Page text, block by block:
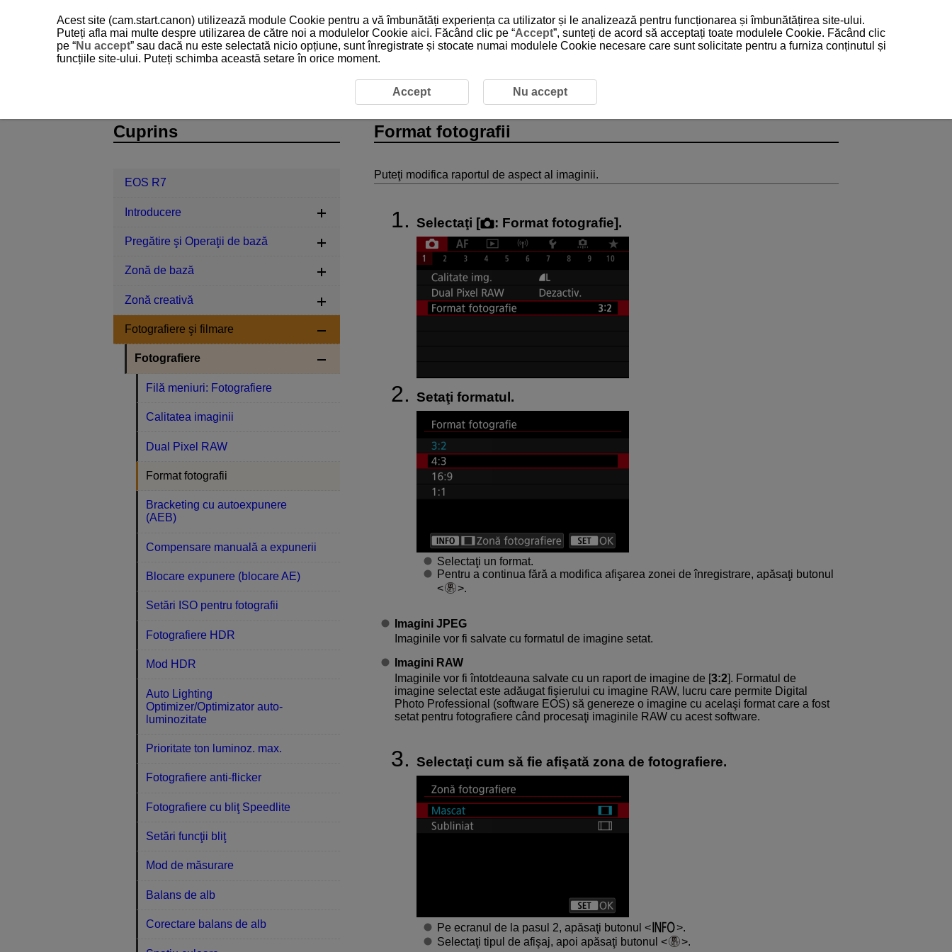
Format fotografii
Puteţi modifica raportul de aspect al imaginii.
Selectaţi [ : Format fotografie].
Setaţi formatul.
Selectaţi un format.
Pentru a continua fără a modifica afişarea zonei de înregistrare, apăsaţi butonul
.
Imagini JPEG
Imaginile vor fi salvate cu formatul de imagine setat.
Imagini RAW
Imaginile vor fi întotdeauna salvate cu un raport de imagine de [3:2]. Formatul de
imagine selectat este adăugat fişierului cu imagine RAW, lucru care permite Digital
Photo Professional (software EOS) să genereze o imagine cu acelaşi format care a fost
setat pentru fotografiere când procesaţi imaginile RAW cu acest software.
Selectaţi cum să fie afişată zona de fotografiere.
Pe ecranul de la pasul 2, apăsaţi butonul
.
Selectaţi tipul de afişaj, apoi apăsaţi butonul
.
Cuprins
EOS R7
Introducere
Pregătire şi Operaţii de bază
Zonă de bază
Zonă creativă
Fotografiere şi filmare
Fotografiere
Filă meniuri: Fotografiere
Calitatea imaginii
Dual Pixel RAW
Format fotografii
Bracketing cu autoexpunere
(AEB)
Compensare manuală a expunerii
Blocare expunere (blocare AE)
Setări ISO pentru fotografii
Fotografiere HDR
Mod HDR
Auto Lighting
Optimizer/Optimizator auto-
luminozitate
Prioritate ton luminoz. max.
Fotografiere anti-flicker
Fotografiere cu bliţ Speedlite
Setări funcţii bliţ
Mod de măsurare
Balans de alb
Corectare balans de alb
Acest site (cam.start.canon) utilizează module Cookie pentru a vă îmbunătăți experiența ca utilizator și le analizează pentru funcționarea și îmbunătățirea site-ului.
Puteți afla mai multe despre utilizarea de către noi a modulelor Cookie aici. Făcând clic pe “Accept”, sunteți de acord să acceptați toate modulele Cookie. Făcând clic
pe “Nu accept” sau dacă nu este selectată nicio opțiune, sunt înregistrate și stocate numai modulele Cookie necesare care sunt solicitate pentru a furniza conținutul și
funcțiile site-ului. Puteți schimba această setare în orice moment.
Accept Nu accept